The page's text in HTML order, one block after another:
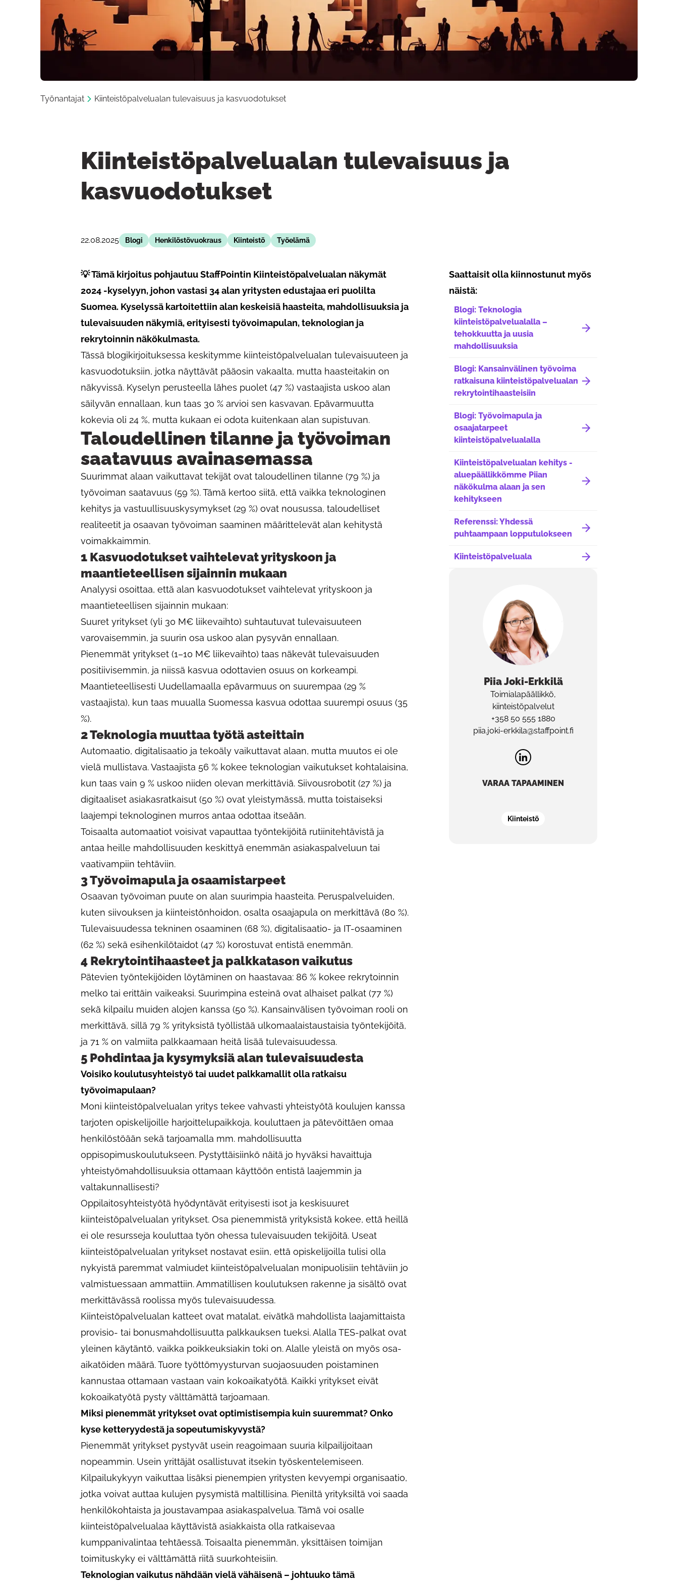
Työnantajat Kiinteistöpalvelualan tulevaisuus ja kasvuodotukset
Kiinteistöpalvelualan tulevaisuus ja
kasvuodotukset
22.08.2025 Blogi Henkilöstövuokraus Kiinteistö Työelämä
💡 Tämä kirjoitus pohjautuu StaffPointin Kiinteistöpalvelualan näkymät
2024 -kyselyyn, johon vastasi 34 alan yritysten edustajaa eri puolilta
Suomea. Kyselyssä kartoitettiin alan keskeisiä haasteita, mahdollisuuksia ja
tulevaisuuden näkymiä, erityisesti työvoimapulan, teknologian ja
rekrytoinnin näkökulmasta.
Tässä blogikirjoituksessa keskitymme kiinteistöpalvelualan tulevaisuuteen ja
kasvuodotuksiin, jotka näyttävät pääosin vakaalta, mutta haasteitakin on
näkyvissä. Kyselyn perusteella lähes puolet (47 %) vastaajista uskoo alan
säilyvän ennallaan, kun taas 30 % arvioi sen kasvavan. Epävarmuutta
kokevia oli 24 %, mutta kukaan ei odota kuitenkaan alan supistuvan.
Taloudellinen tilanne ja työvoiman
saatavuus avainasemassa
Suurimmat alaan vaikuttavat tekijät ovat taloudellinen tilanne (79 %) ja
työvoiman saatavuus (59 %). Tämä kertoo siitä, että vaikka teknologinen
kehitys ja vastuullisuuskysymykset (29 %) ovat nousussa, taloudelliset
realiteetit ja osaavan työvoiman saaminen määrittelevät alan kehitystä
voimakkaimmin.
1 Kasvuodotukset vaihtelevat yrityskoon ja
maantieteellisen sijainnin mukaan
Analyysi osoittaa, että alan kasvuodotukset vaihtelevat yrityskoon ja
maantieteellisen sijainnin mukaan:
Suuret yritykset (yli 30 M€ liikevaihto) suhtautuvat tulevaisuuteen
varovaisemmin, ja suurin osa uskoo alan pysyvän ennallaan.
Pienemmät yritykset (1–10 M€ liikevaihto) taas näkevät tulevaisuuden
positiivisemmin, ja niissä kasvua odottavien osuus on korkeampi.
Maantieteellisesti Uudellamaalla epävarmuus on suurempaa (29 %
vastaajista), kun taas muualla Suomessa kasvua odottaa suurempi osuus (35
%).
2 Teknologia muuttaa työtä asteittain
Automaatio, digitalisaatio ja tekoäly vaikuttavat alaan, mutta muutos ei ole
vielä mullistava. Vastaajista 56 % kokee teknologian vaikutukset kohtalaisina,
kun taas vain 9 % uskoo niiden olevan merkittäviä. Siivousrobotit (27 %) ja
digitaaliset asiakasratkaisut (50 %) ovat yleistymässä, mutta toistaiseksi
laajempi teknologinen murros antaa odottaa itseään.
Toisaalta automaatiot voisivat vapauttaa työntekijöitä rutiinitehtävistä ja
antaa heille mahdollisuuden keskittyä enemmän asiakaspalveluun tai
vaativampiin tehtäviin.
3 Työvoimapula ja osaamistarpeet
Osaavan työvoiman puute on alan suurimpia haasteita. Peruspalveluiden,
kuten siivouksen ja kiinteistönhoidon, osalta osaajapula on merkittävä (80 %).
Tulevaisuudessa tekninen osaaminen (68 %), digitalisaatio- ja IT-osaaminen
(62 %) sekä esihenkilötaidot (47 %) korostuvat entistä enemmän.
4 Rekrytointihaasteet ja palkkatason vaikutus
Pätevien työntekijöiden löytäminen on haastavaa: 86 % kokee rekrytoinnin
melko tai erittäin vaikeaksi. Suurimpina esteinä ovat alhaiset palkat (77 %)
sekä kilpailu muiden alojen kanssa (50 %). Kansainvälisen työvoiman rooli on
merkittävä, sillä 79 % yrityksistä työllistää ulkomaalaistaustaisia työntekijöitä,
ja 71 % on valmiita palkkaamaan heitä lisää tulevaisuudessa.
5 Pohdintaa ja kysymyksiä alan tulevaisuudesta
Voisiko koulutusyhteistyö tai uudet palkkamallit olla ratkaisu
työvoimapulaan?
Moni kiinteistöpalvelualan yritys tekee vahvasti yhteistyötä koulujen kanssa
tarjoten opiskelijoille harjoittelupaikkoja, kouluttaen ja pätevöittäen omaa
henkilöstöään sekä tarjoamalla mm. mahdollisuutta
oppisopimuskoulutukseen. Pystyttäisiinkö näitä jo hyväksi havaittuja
yhteistyömahdollisuuksia ottamaan käyttöön entistä laajemmin ja
valtakunnallisesti?
Oppilaitosyhteistyötä hyödyntävät erityisesti isot ja keskisuuret
kiinteistöpalvelualan yritykset. Osa pienemmistä yrityksistä kokee, että heillä
ei ole resursseja kouluttaa työn ohessa tulevaisuuden tekijöitä. Useat
kiinteistöpalvelualan yritykset nostavat esiin, että opiskelijoilla tulisi olla
nykyistä paremmat valmiudet kiinteistöpalvelualan monipuolisiin tehtäviin jo
valmistuessaan ammattiin. Ammatillisen koulutuksen rakenne ja sisältö ovat
merkittävässä roolissa myös tulevaisuudessa.
Kiinteistöpalvelualan katteet ovat matalat, eivätkä mahdollista laajamittaista
provisio- tai bonusmahdollisuutta palkkauksen tueksi. Alalla TES-palkat ovat
yleinen käytäntö, vaikka poikkeuksiakin toki on. Alalle yleistä on myös osa-
aikatöiden määrä. Tuore työttömyysturvan suojaosuuden poistaminen
kannustaa ottamaan vastaan vain kokoaikatyötä. Kaikki yritykset eivät
kokoaikatyötä pysty välttämättä tarjoamaan.
Miksi pienemmät yritykset ovat optimistisempia kuin suuremmat? Onko
kyse ketteryydestä ja sopeutumiskyvystä?
Pienemmät yritykset pystyvät usein reagoimaan suuria kilpailijoitaan
nopeammin. Usein yrittäjät osallistuvat itsekin työskentelemiseen.
Kilpailukykyyn vaikuttaa lisäksi pienempien yritysten kevyempi organisaatio,
jotka voivat auttaa kulujen pysymistä maltillisina. Pieniltä yrityksiltä voi saada
henkilökohtaista ja joustavampaa asiakaspalvelua. Tämä voi osalle
kiinteistöpalvelualaa käyttävistä asiakkaista olla ratkaisevaa
kumppanivalintaa tehtäessä. Toisaalta pienemmän, yksittäisen toimijan
toimituskyky ei välttämättä riitä suurkohteisiin.
Teknologian vaikutus nähdään vielä vähäisenä – johtuuko tämä
Saattaisit olla kiinnostunut myös
näistä:
Blogi: Teknologia
kiinteistöpalvelualalla –
tehokkuutta ja uusia
mahdollisuuksia
Blogi: Kansainvälinen työvoima
ratkaisuna kiinteistöpalvelualan
rekrytointihaasteisiin
Blogi: Työvoimapula ja
osaajatarpeet
kiinteistöpalvelualalla
Kiinteistöpalvelualan kehitys -
aluepäällikkömme Piian
näkökulma alaan ja sen
kehitykseen
Referenssi: Yhdessä
puhtaampaan lopputulokseen
Kiinteistöpalveluala
PiiaJoki-Erkkilä
Toimialapäällikkö,
kiinteistöpalvelut
+358 50 555 1880
piia.joki-erkkila@staffpoint.fi
VARAA TAPAAMINEN
Kiinteistö